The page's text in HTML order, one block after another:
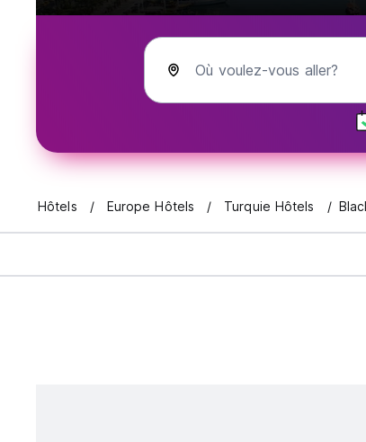
Où voulez-vous aller?
Hôtels Europe Hôtels Turquie Hôtels